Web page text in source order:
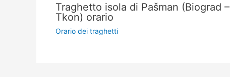
Traghetto isola di Pašman (Biograd –
Tkon) orario
Orario dei traghetti